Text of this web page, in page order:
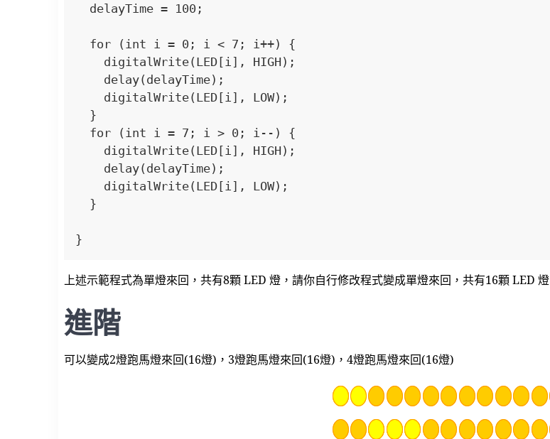
}
上述示範程式為單燈來回，共有8顆 LED 燈，請你自行修改程式變成單燈來回，共有16顆 LED 燈
進階
可以變成2燈跑馬燈來回(16燈)，3燈跑馬燈來回(16燈)，4燈跑馬燈來回(16燈)